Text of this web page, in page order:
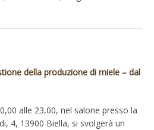
della produzione di miele – dal
alle 23,00, nel salone presso la
4, 13900 Biella, si svolgerà un